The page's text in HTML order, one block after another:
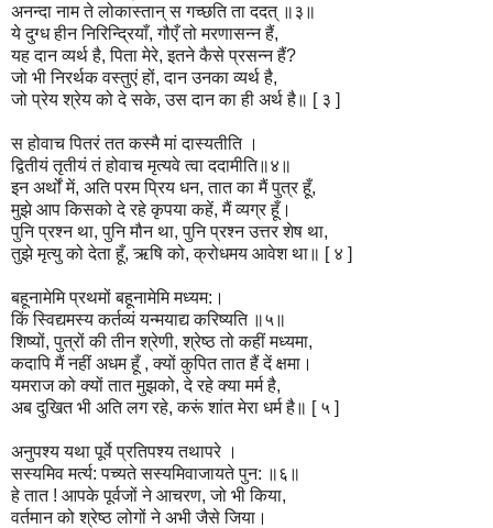
अनन्दा नाम ते लोकास्तान् स गच्छति ता ददत् ॥३॥
ये दुग्ध हीन निरिन्द्रियाँ, गौएँ तो मरणासन्न हैं,
यह दान व्यर्थ है, पिता मेरे, इतने कैसे प्रसन्न हैं?
जो भी निरर्थक वस्तुएं हों, दान उनका व्यर्थ है,
जो प्रेय श्रेय को दे सके, उस दान का ही अर्थ है॥ [ ३ ]
स होवाच पितरं तत कस्मै मां दास्यतीति ।
द्वितीयं तृतीयं तं होवाच मृत्यवे त्वा ददामीति॥४॥
इन अर्थों में, अति परम प्रिय धन, तात का मैं पुत्र हूँ,
मुझे आप किसको दे रहे कृपया कहें, मैं व्यग्र हूँ।
पुनि प्रश्न था, पुनि मौन था, पुनि प्रश्न उत्तर शेष था,
तुझे मृत्यु को देता हूँ, ऋषि को, क्रोधमय आवेश था॥ [ ४ ]
बहूनामेमि प्रथमों बहूनामेमि मध्यम:।
किं स्विद्यमस्य कर्तव्यं यन्मयाद्य करिष्यति ॥५॥
शिष्यों, पुत्रों की तीन श्रेणी, श्रेष्ठ तो कहीं मध्यमा,
कदापि मैं नहीं अधम हूँ , क्यों कुपित तात हैं दें क्षमा।
यमराज को क्यों तात मुझको, दे रहे क्या मर्म है,
अब दुखित भी अति लग रहे, करूं शांत मेरा धर्म है॥ [ ५ ]
अनुपश्य यथा पूर्वे प्रतिपश्य तथापरे ।
सस्यमिव मर्त्य: पच्यते सस्यमिवाजायते पुन: ॥६॥
हे तात ! आपके पूर्वजों ने आचरण, जो भी किया,
वर्तमान को श्रेष्ठ लोगों ने अभी जैसे जिया।